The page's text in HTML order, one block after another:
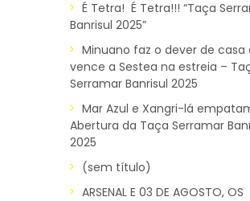
É Tetra! É Tetra!!! “Taça
Banrisul 2025”
Minuano faz o dever de casa
vence a Sestea na estreia –
Serramar Banrisul 2025
Mar Azul e Xangri-lá
Abertura da Taça Serramar
2025
(sem título)
ARSENAL E 03 DE AGOSTO, OS